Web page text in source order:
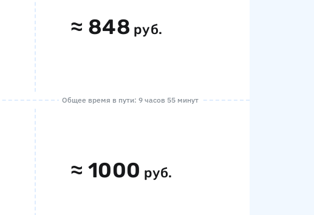
≈ 848 руб.
Общее время в пути: 9 часов 55 минут
≈1000 руб.